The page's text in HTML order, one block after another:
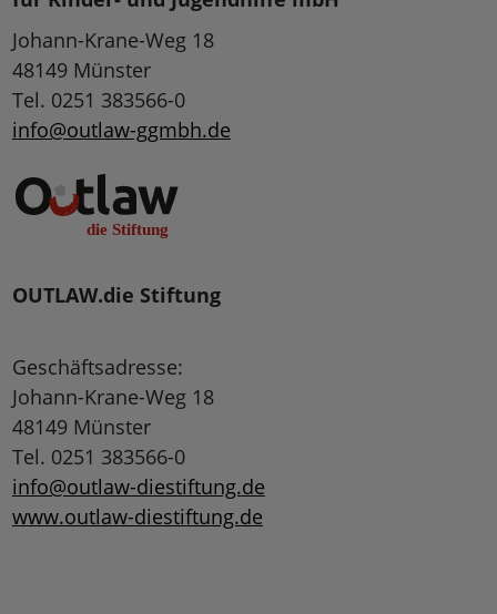
Johann-Krane-Weg 18
48149 Münster
Tel. 0251 383566-0
info@outlaw-ggmbh.de
OUTLAW.die Stiftung
Geschäftsadresse:
Johann-Krane-Weg 18
48149 Münster
Tel. 0251 383566-0
info@outlaw-diestiftung.de
www.outlaw-diestiftung.de